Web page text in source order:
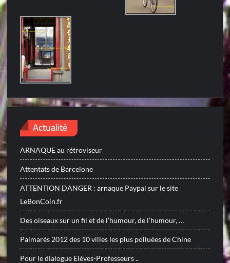
Actualité
ARNAQUE au rétroviseur
Attentats de Barcelone
ATTENTION DANGER : arnaque Paypal sur le site
LeBonCoin.fr
Des oiseaux sur un fil et de l’humour, de l’humour, …
Palmarés 2012 des 10 villes les plus polluées de Chine
Pour le dialogue Elèves-Professeurs ..